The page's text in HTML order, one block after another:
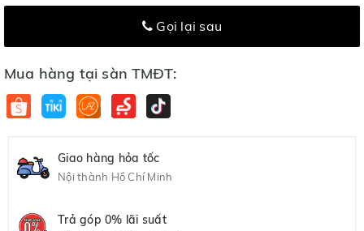
Gọi lại sau
Mua hàng tại sàn TMĐT:
Giao hàng hỏa tốc
Nội thành Hồ Chí Minh
Trả góp 0% lãi suất